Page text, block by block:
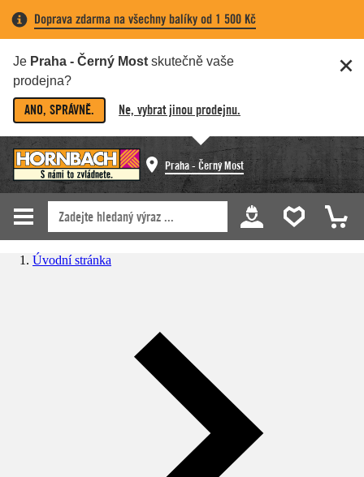
Doprava zdarma na všechny balíky od 1 500 Kč
Je Praha - Černý Most skutečně vaše
prodejna?
ANO, SPRÁVNĚ. Ne, vybrat jinou prodejnu.
Praha - Černý Most
Úvodní stránka